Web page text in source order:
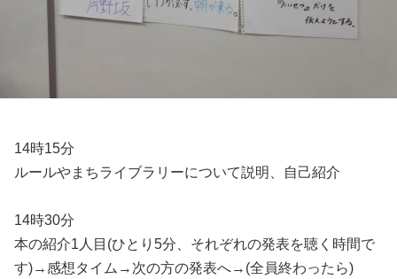
14時15分
ルールやまちライブラリーについて説明、自己紹介
14時30分
本の紹介1人目(ひとり5分、それぞれの発表を聴く時間で
す)→感想タイム→次の方の発表へ→(全員終わったら)